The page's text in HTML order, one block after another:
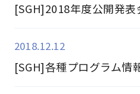
[SGH]2018年度公開発
2018.12.12
[SGH]各種プログラム情